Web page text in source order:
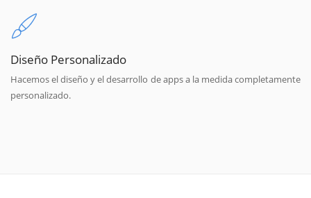
Diseño Personalizado
Hacemos el diseño y el desarrollo de apps a la medida completamente
personalizado.